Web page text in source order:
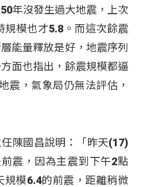
年沒發生過大地震，上次
規模也才5.8。而這次餘震
能量釋放是好，地震序列
面也指出，餘震規模都逼
震，氣象局仍無法評估，
陳國昌說明：「昨天(17)
震，因為主震到下午2點
規模6.4的前震，距離稍微